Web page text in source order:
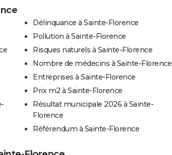
Délinquance à Sainte-Florence
Pollution à Sainte-Florence
Risques naturels à Sainte-Florence
Nombre de médecins à Sainte-Florence
Entreprises à Sainte-Florence
Prix m2 à Sainte-Florence
Résultat municipale 2026 à Sainte-
Florence
Référendum à Sainte-Florence